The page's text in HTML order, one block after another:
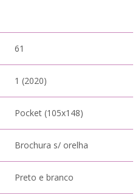
61
1 (2020)
Pocket (105x148)
Brochura s/ orelha
Preto e branco